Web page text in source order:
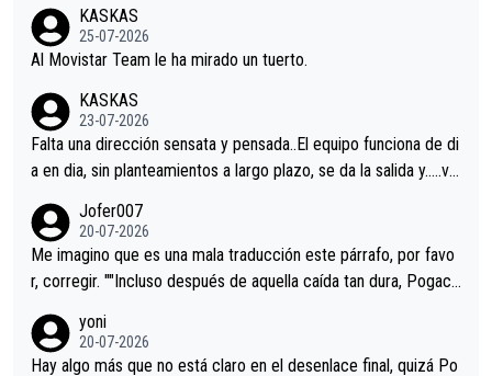
KASKAS
25-07-2026
Al Movistar Team le ha mirado un tuerto.
KASKAS
23-07-2026
Falta una dirección sensata y pensada..El equipo funciona de di
a en dia, sin planteamientos a largo plazo, se da la salida y…..ve
Minguez, Velez etc etc.Me da pena vivir estos momentos tan
tristes sin victorias.
Jofer007
20-07-2026
Me imagino que es una mala traducción este párrafo, por favo
r, corregir. ""Incluso después de aquella caída tan dura, Pogaca
permaneció pegado a su rueda. Parecía increíble la forma en l
a que era capaz de controlar el miedo", recordó."
yoni
20-07-2026
Hay algo más que no está claro en el desenlace final, quizá Po